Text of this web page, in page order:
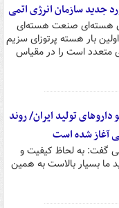
جدید سازمان انرژی اتمی
هسته‌ای صنعت هسته‌ای
بار هسته پرتوزای سزیم
متعدد است را در مقیاس
داروهای تولید ایران/ روند
آغاز شده است
گفت: به لحاظ کیفیت و
ما بسیار بالاست به همین